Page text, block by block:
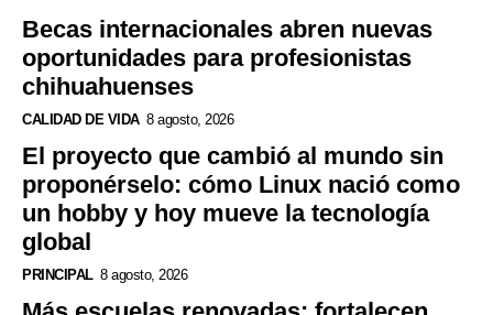
Becas internacionales abren nuevas
oportunidades para profesionistas
chihuahuenses
CALIDAD DE VIDA 8 agosto, 2026
El proyecto que cambió al mundo sin
proponérselo: cómo Linux nació como
un hobby y hoy mueve la tecnología
global
PRINCIPAL 8 agosto, 2026